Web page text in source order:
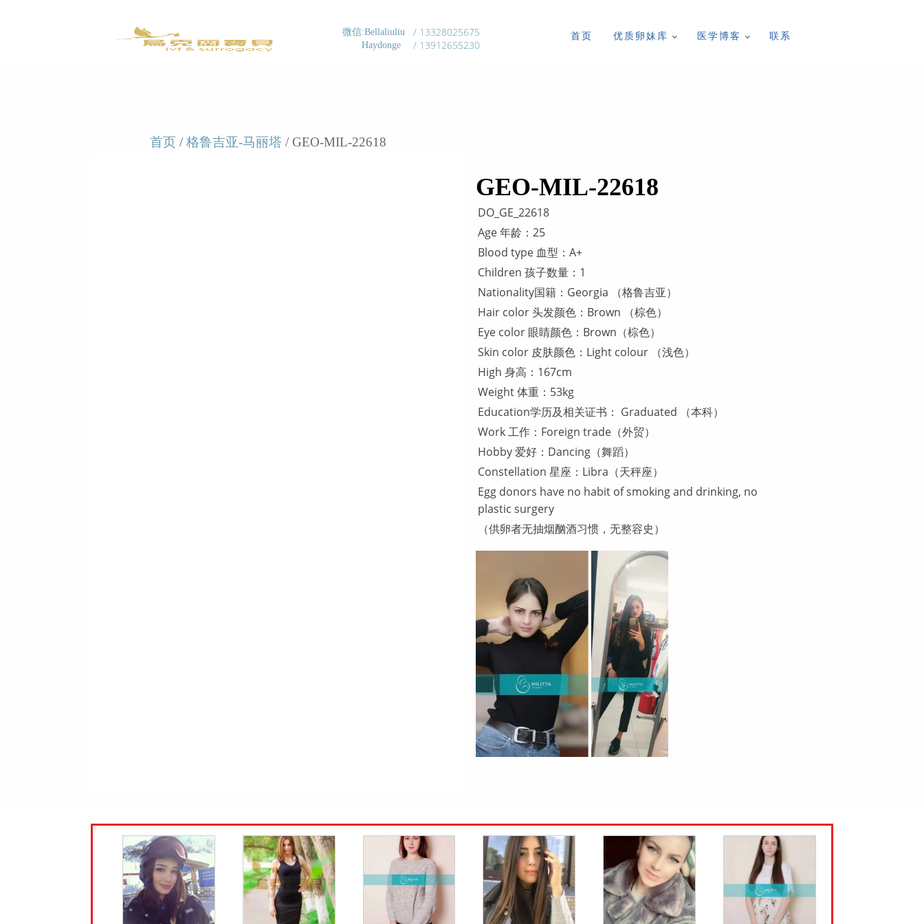
微信:Bellaliuliu
Haydonge
/ 13328025675
/ 13912655230
首页 优质卵妹库 医学博客 联系
首页 / 格鲁吉亚-马丽塔 / GEO-MIL-22618
GEO-MIL-22618
DO_GE_22618
Age 年龄：25
Blood type 血型：A+
Children 孩子数量：1
Nationality国籍：Georgia （格鲁吉亚）
Hair color 头发颜色：Brown （棕色）
Eye color 眼睛颜色：Brown（棕色）
Skin color 皮肤颜色：Light colour （浅色）
High 身高：167cm
Weight 体重：53kg
Education学历及相关证书： Graduated （本科）
Work 工作：Foreign trade（外贸）
Hobby 爱好：Dancing（舞蹈）
Constellation 星座：Libra（天秤座）
Egg donors have no habit of smoking and drinking, no
plastic surgery
（供卵者无抽烟酗酒习惯，无整容史）